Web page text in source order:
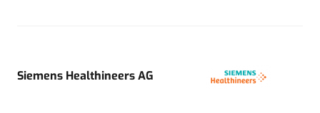
Siemens Healthineers AG